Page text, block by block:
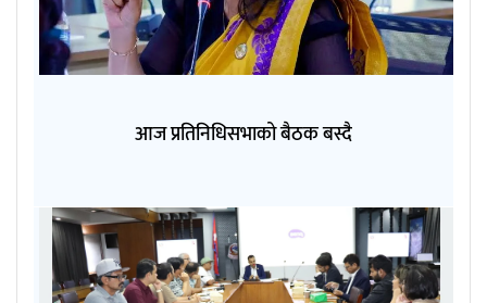
आज प्रतिनिधिसभाको बैठक बस्दै